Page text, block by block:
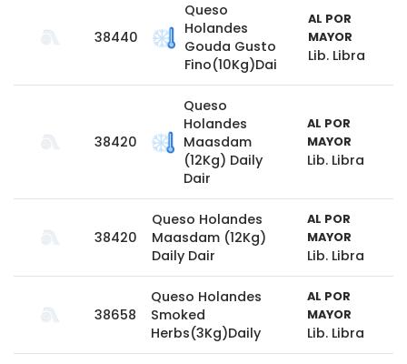
38440
Queso
Holandes
Gouda Gusto
Fino(10Kg)Dai
AL POR
MAYOR
Lib. Libra
38420
Queso
Holandes
Maasdam
(12Kg) Daily
Dair
AL POR
MAYOR
Lib. Libra
38420
Queso Holandes
Maasdam (12Kg)
Daily Dair
AL POR
MAYOR
Lib. Libra
38658
Queso Holandes
Smoked
Herbs(3Kg)Daily
AL POR
MAYOR
Lib. Libra